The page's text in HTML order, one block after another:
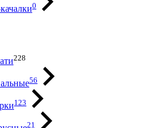
0
228
56
123
21